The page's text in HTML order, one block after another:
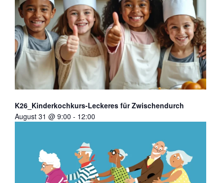
K26_Kinderkochkurs-Leckeres für Zwischendurch
August 31 @ 9:00 - 12:00